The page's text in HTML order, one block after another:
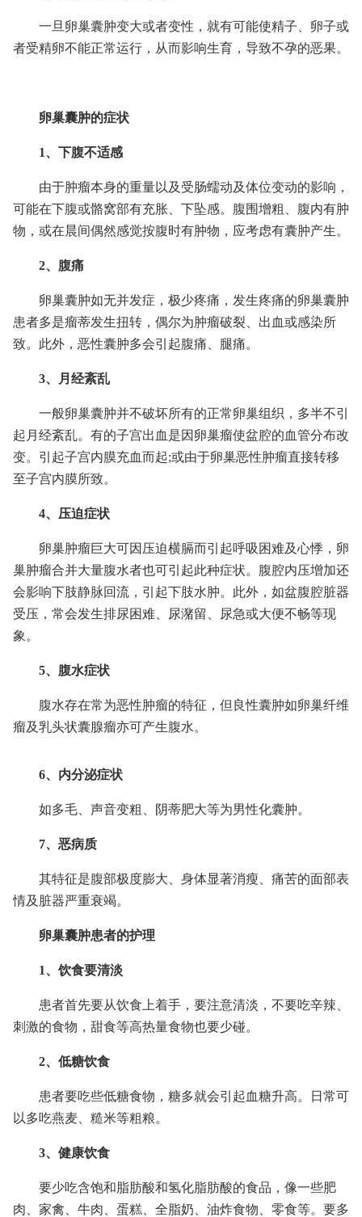
一旦卵巢囊肿变大或者变性，就有可能使精子、卵子或
者受精卵不能正常运行，从而影响生育，导致不孕的恶果。
卵巢囊肿的症状
1、下腹不适感
由于肿瘤本身的重量以及受肠蠕动及体位变动的影响，
可能在下腹或骼窝部有充胀、下坠感。腹围增粗、腹内有肿
物，或在晨间偶然感觉按腹时有肿物，应考虑有囊肿产生。
2、腹痛
卵巢囊肿如无并发症，极少疼痛，发生疼痛的卵巢囊肿
患者多是瘤蒂发生扭转，偶尔为肿瘤破裂、出血或感染所
致。此外，恶性囊肿多会引起腹痛、腿痛。
3、月经紊乱
一般卵巢囊肿并不破坏所有的正常卵巢组织，多半不引
起月经紊乱。有的子宫出血是因卵巢瘤使盆腔的血管分布改
变。引起子宫内膜充血而起;或由于卵巢恶性肿瘤直接转移
至子宫内膜所致。
4、压迫症状
卵巢肿瘤巨大可因压迫横膈而引起呼吸困难及心悸，卵
巢肿瘤合并大量腹水者也可引起此种症状。腹腔内压增加还
会影响下肢静脉回流，引起下肢水肿。此外，如盆腹腔脏器
受压，常会发生排尿困难、尿潴留、尿急或大便不畅等现
象。
5、腹水症状
腹水存在常为恶性肿瘤的特征，但良性囊肿如卵巢纤维
瘤及乳头状囊腺瘤亦可产生腹水。
6、内分泌症状
如多毛、声音变粗、阴蒂肥大等为男性化囊肿。
7、恶病质
其特征是腹部极度膨大、身体显著消瘦、痛苦的面部表
情及脏器严重衰竭。
卵巢囊肿患者的护理
1、饮食要清淡
患者首先要从饮食上着手，要注意清淡，不要吃辛辣、
刺激的食物，甜食等高热量食物也要少碰。
2、低糖饮食
患者要吃些低糖食物，糖多就会引起血糖升高。日常可
以多吃燕麦、糙米等粗粮。
3、健康饮食
要少吃含饱和脂肪酸和氢化脂肪酸的食品，像一些肥
肉、家禽、牛肉、蛋糕、全脂奶、油炸食物、零食等。要多